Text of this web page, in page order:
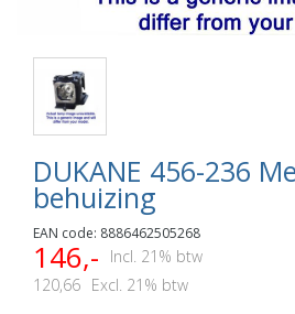
DUKANE 456-236
behuizing
EAN code: 8886462505268
146,-
Incl. 21% btw
120,66 Excl. 21% btw